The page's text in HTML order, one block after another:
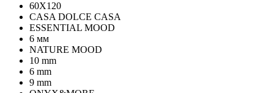
60X120
CASA DOLCE CASA
ESSENTIAL MOOD
6 мм
NATURE MOOD
10 mm
6 mm
9 mm